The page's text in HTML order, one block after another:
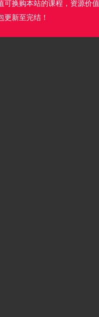
可换购本站的课程，资源价
更新至完结！